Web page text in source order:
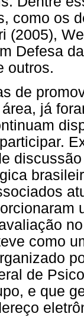
como os
(2005),
Defesa
outros.
de
já
como
de
e que